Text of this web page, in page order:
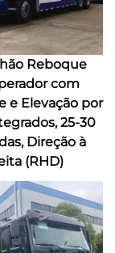
Reboque
com
e Elevação por
25-30
Direção à
(RHD)